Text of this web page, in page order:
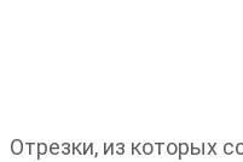
Отрезки, из которых